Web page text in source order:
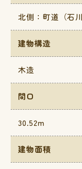
北側：町道（石
建物構造
木造
間口
30.52m
建物面積